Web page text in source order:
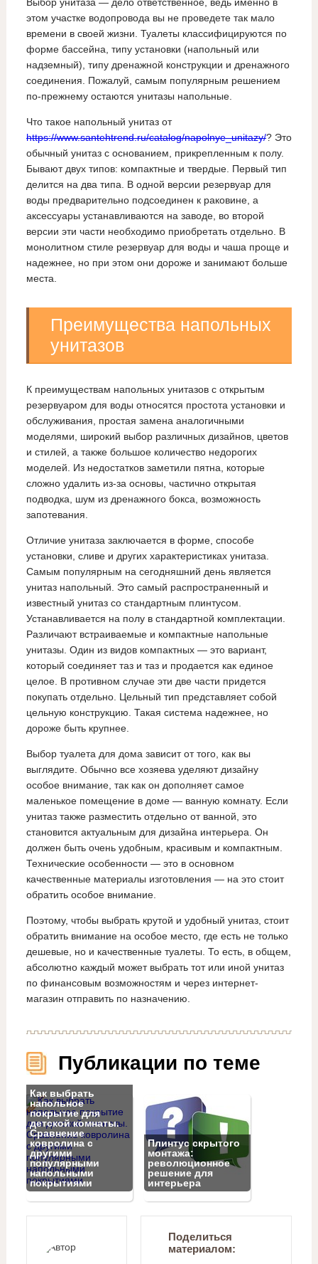
Выбор унитаза — дело ответственное, ведь именно в
этом участке водопровода вы не проведете так мало
времени в своей жизни. Туалеты классифицируются по
форме бассейна, типу установки (напольный или
надземный), типу дренажной конструкции и дренажного
соединения. Пожалуй, самым популярным решением
по-прежнему остаются унитазы напольные.
Что такое напольный унитаз от
https://www.santehtrend.ru/catalog/napolnye_unitazy/? Это
обычный унитаз с основанием, прикрепленным к полу.
Бывают двух типов: компактные и твердые. Первый тип
делится на два типа. В одной версии резервуар для
воды предварительно подсоединен к раковине, а
аксессуары устанавливаются на заводе, во второй
версии эти части необходимо приобретать отдельно. В
монолитном стиле резервуар для воды и чаша проще и
надежнее, но при этом они дороже и занимают больше
места.
Преимущества напольных
унитазов
К преимуществам напольных унитазов с открытым
резервуаром для воды относятся простота установки и
обслуживания, простая замена аналогичными
моделями, широкий выбор различных дизайнов, цветов
и стилей, а также большое количество недорогих
моделей. Из недостатков заметили пятна, которые
сложно удалить из-за основы, частично открытая
подводка, шум из дренажного бокса, возможность
запотевания.
Отличие унитаза заключается в форме, способе
установки, сливе и других характеристиках унитаза.
Самым популярным на сегодняшний день является
унитаз напольный. Это самый распространенный и
известный унитаз со стандартным плинтусом.
Устанавливается на полу в стандартной комплектации.
Различают встраиваемые и компактные напольные
унитазы. Один из видов компактных — это вариант,
который соединяет таз и таз и продается как единое
целое. В противном случае эти две части придется
покупать отдельно. Цельный тип представляет собой
цельную конструкцию. Такая система надежнее, но
дороже быть крупнее.
Выбор туалета для дома зависит от того, как вы
выглядите. Обычно все хозяева уделяют дизайну
особое внимание, так как он дополняет самое
маленькое помещение в доме — ванную комнату. Если
унитаз также разместить отдельно от ванной, это
становится актуальным для дизайна интерьера. Он
должен быть очень удобным, красивым и компактным.
Технические особенности — это в основном
качественные материалы изготовления — на это стоит
обратить особое внимание.
Поэтому, чтобы выбрать крутой и удобный унитаз, стоит
обратить внимание на особое место, где есть не только
дешевые, но и качественные туалеты. То есть, в общем,
абсолютно каждый может выбрать тот или иной унитаз
по финансовым возможностям и через интернет-
магазин отправить по назначению.
Публикации по теме
Как выбрать
напольное
покрытие для
детской комнаты.
Сравнение
ковролина с
другими
популярными
напольными
покрытиями
Плинтус скрытого
монтажа:
революционное
решение для
интерьера
Поделиться
материалом: